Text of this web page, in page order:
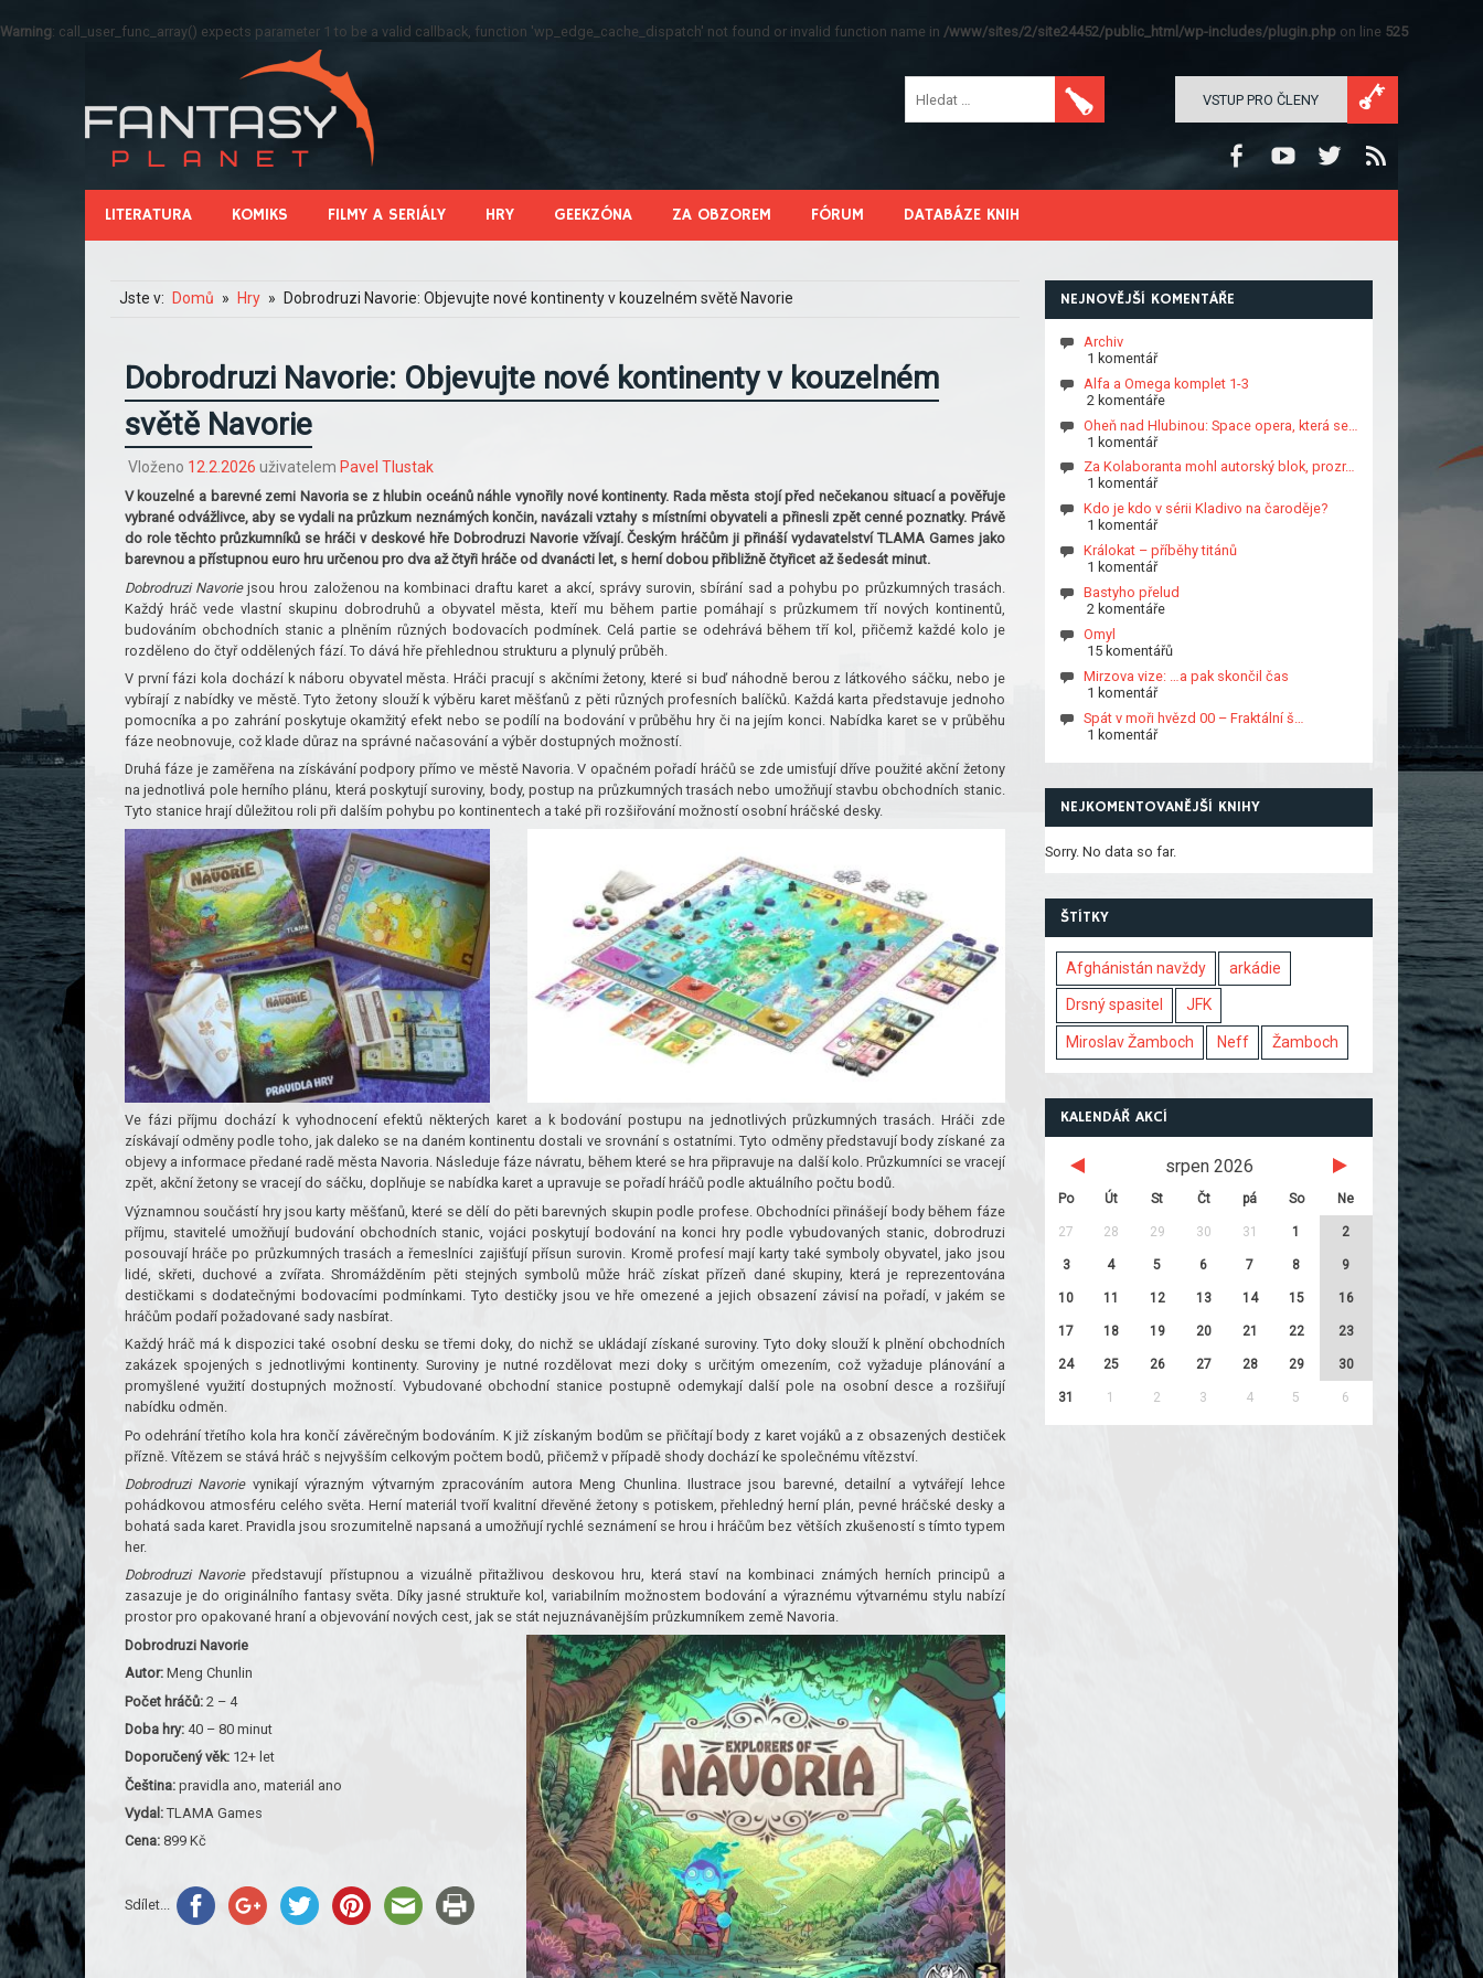
Warning: call_user_func_array() expects parameter 1 to be a valid callback, function 'wp_edge_cache_dispatch' not found or invalid function name in /www/sites/2/site24452/public_html/wp-includes/plugin.php on line 525
VSTUP PRO ČLENY
LITERATURA KOMIKS FILMY A SERIÁLY HRY GEEKZÓNA ZA OBZOREM FÓRUM DATABÁZE KNIH
Jste v: Domů Hry Dobrodruzi Navorie: Objevujte nové kontinenty v kouzelném světě Navorie
Dobrodruzi Navorie: Objevujte nové kontinenty v kouzelném
světě Navorie
Vloženo 12.2.2026 uživatelem Pavel Tlustak
V kouzelné a barevné zemi Navoria se z hlubin oceánů náhle vynořily nové kontinenty. Rada města stojí před nečekanou situací a pověřuje
vybrané odvážlivce, aby se vydali na průzkum neznámých končin, navázali vztahy s místními obyvateli a přinesli zpět cenné poznatky. Právě
do role těchto průzkumníků se hráči v deskové hře Dobrodruzi Navorie vžívají. Českým hráčům ji přináší vydavatelství TLAMA Games jako
barevnou a přístupnou euro hru určenou pro dva až čtyři hráče od dvanácti let, s herní dobou přibližně čtyřicet až šedesát minut.
Dobrodruzi Navoriejsou hrou založenou na kombinaci draftu karet a akcí, správy surovin, sbírání sad a pohybu po průzkumných trasách.
Každý hráč vede vlastní skupinu dobrodruhů a obyvatel města, kteří mu během partie pomáhají s průzkumem tří nových kontinentů,
budováním obchodních stanic a plněním různých bodovacích podmínek. Celá partie se odehrává během tří kol, přičemž každé kolo je
rozděleno do čtyř oddělených fází. To dává hře přehlednou strukturu a plynulý průběh.
V první fázi kola dochází k náboru obyvatel města. Hráči pracují s akčními žetony, které si buď náhodně berou z látkového sáčku, nebo je
vybírají z nabídky ve městě. Tyto žetony slouží k výběru karet měšťanů z pěti různých profesních balíčků. Každá karta představuje jednoho
pomocníka a po zahrání poskytuje okamžitý efekt nebo se podílí na bodování v průběhu hry či na jejím konci. Nabídka karet se v průběhu
fáze neobnovuje, což klade důraz na správné načasování a výběr dostupných možností.
Druhá fáze je zaměřena na získávání podpory přímo ve městě Navoria. V opačném pořadí hráčů se zde umisťují dříve použité akční žetony
na jednotlivá pole herního plánu, která poskytují suroviny, body, postup na průzkumných trasách nebo umožňují stavbu obchodních stanic.
Tyto stanice hrají důležitou roli při dalším pohybu po kontinentech a také při rozšiřování možností osobní hráčské desky.
Ve fázi příjmu dochází k vyhodnocení efektů některých karet a k bodování postupu na jednotlivých průzkumných trasách. Hráči zde
získávají odměny podle toho, jak daleko se na daném kontinentu dostali ve srovnání s ostatními. Tyto odměny představují body získané za
objevy a informace předané radě města Navoria. Následuje fáze návratu, během které se hra připravuje na další kolo. Průzkumníci se vracejí
zpět, akční žetony se vracejí do sáčku, doplňuje se nabídka karet a upravuje se pořadí hráčů podle aktuálního počtu bodů.
Významnou součástí hry jsou karty měšťanů, které se dělí do pěti barevných skupin podle profese. Obchodníci přinášejí body během fáze
příjmu, stavitelé umožňují budování obchodních stanic, vojáci poskytují bodování na konci hry podle vybudovaných stanic, dobrodruzi
posouvají hráče po průzkumných trasách a řemeslníci zajišťují přísun surovin. Kromě profesí mají karty také symboly obyvatel, jako jsou
lidé, skřeti, duchové a zvířata. Shromážděním pěti stejných symbolů může hráč získat přízeň dané skupiny, která je reprezentována
destičkami s dodatečnými bodovacími podmínkami. Tyto destičky jsou ve hře omezené a jejich obsazení závisí na pořadí, v jakém se
hráčům podaří požadované sady nasbírat.
Každý hráč má k dispozici také osobní desku se třemi doky, do nichž se ukládají získané suroviny. Tyto doky slouží k plnění obchodních
zakázek spojených s jednotlivými kontinenty. Suroviny je nutné rozdělovat mezi doky s určitým omezením, což vyžaduje plánování a
promyšlené využití dostupných možností. Vybudované obchodní stanice postupně odemykají další pole na osobní desce a rozšiřují
nabídku odměn.
Po odehrání třetího kola hra končí závěrečným bodováním. K již získaným bodům se přičítají body z karet vojáků a z obsazených destiček
přízně. Vítězem se stává hráč s nejvyšším celkovým počtem bodů, přičemž v případě shody dochází ke společnému vítězství.
Dobrodruzi Navorievynikají výrazným výtvarným zpracováním autora Meng Chunlina. Ilustrace jsou barevné, detailní a vytvářejí lehce
pohádkovou atmosféru celého světa. Herní materiál tvoří kvalitní dřevěné žetony s potiskem, přehledný herní plán, pevné hráčské desky a
bohatá sada karet. Pravidla jsou srozumitelně napsaná a umožňují rychlé seznámení se hrou i hráčům bez větších zkušeností s tímto typem
her.
Dobrodruzi Navoriepředstavují přístupnou a vizuálně přitažlivou deskovou hru, která staví na kombinaci známých herních principů a
zasazuje je do originálního fantasy světa. Díky jasné struktuře kol, variabilním možnostem bodování a výraznému výtvarnému stylu nabízí
prostor pro opakované hraní a objevování nových cest, jak se stát nejuznávanějším průzkumníkem země Navoria.
Dobrodruzi Navorie
Autor:Meng Chunlin
Počet hráčů:2 – 4
Doba hry:40 – 80 minut
Doporučený věk:12+ let
Čeština:pravidla ano, materiál ano
Vydal:TLAMA Games
Cena:899 Kč
Sdílet...
NEJNOVĚJŠÍ KOMENTÁŘE
Archiv
1 komentář
Alfa a Omega komplet 1-3
2 komentáře
Oheň nad Hlubinou: Space opera, která se…
1 komentář
Za Kolaboranta mohl autorský blok, prozr…
1 komentář
Kdo je kdo v sérii Kladivo na čaroděje?
1 komentář
Králokat – příběhy titánů
1 komentář
Bastyho přelud
2 komentáře
Omyl
15 komentářů
Mirzova vize: …a pak skončil čas
1 komentář
Spát v moři hvězd 00 – Fraktální š…
1 komentář
NEJKOMENTOVANĚJŠÍ KNIHY
Sorry. No data so far.
ŠTÍTKY
Afghánistán navždy arkádie
Drsný spasitel JFK
Miroslav Žamboch Neff Žamboch
KALENDÁŘ AKCÍ
srpen 2026
Po Út St Čt pá So Ne
27 28 29 30 31 1 2
3 4 5 6 7 8 9
10 11 12 13 14 15 16
17 18 19 20 21 22 23
24 25 26 27 28 29 30
31 1 2 3 4 5 6